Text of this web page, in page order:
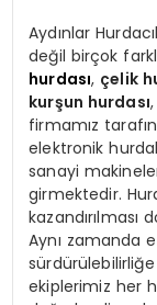
Aydınlar
değil birçok
hurdası, çelik
kurşun hurdası,
firmamız
elektronik
sanayi
girmektedir.
Aynı zamanda
ekiplerimiz her